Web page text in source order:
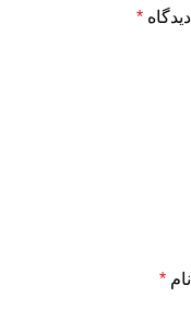
دیدگاه *
نام *